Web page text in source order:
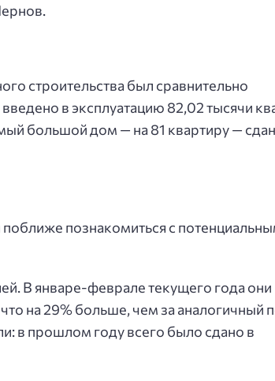
строительства был сравнительно
в эксплуатацию 82,02 тысячи
большой дом — на 81 квартиру —
познакомиться с
В январе-феврале текущего года они
на 29% больше, чем за аналогичный
в прошлом году всего было сдано в